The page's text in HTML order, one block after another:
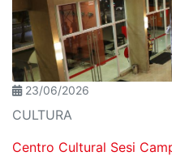
23/06/2026
CULTURA
Centro Cultural Sesi